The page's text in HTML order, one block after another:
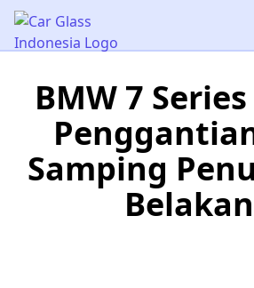
Car Glass Indonesia
BMW 7
Samping